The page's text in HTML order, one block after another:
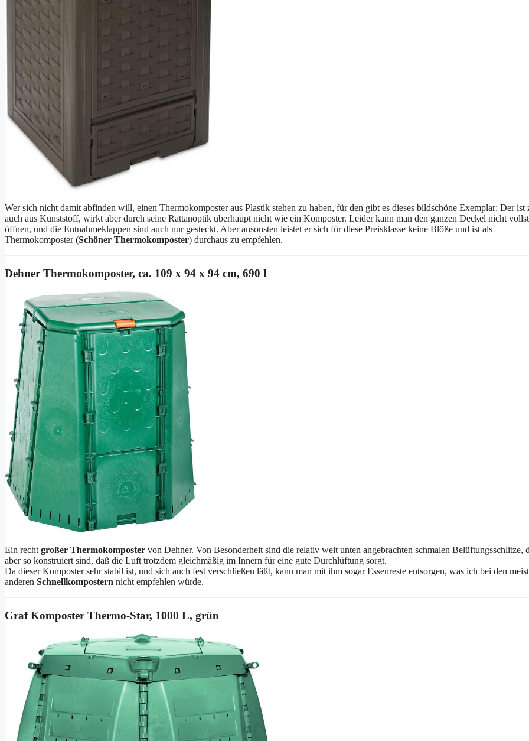
Wer sich nicht damit abfinden will, einen Thermokomposter aus Plastik stehen zu haben, für den gibt es dieses bildschöne Exemplar: Der ist
auch aus Kunststoff, wirkt aber durch seine Rattanoptik überhaupt nicht wie ein Komposter. Leider kann man den ganzen Deckel nicht
öffnen, und die Entnahmeklappen sind auch nur gesteckt. Aber ansonsten leistet er sich für diese Preisklasse keine Blöße und ist als
Thermokomposter (Schöner Thermokomposter) durchaus zu empfehlen.
Dehner Thermokomposter, ca. 109 x 94 x 94 cm, 690 l
Ein rechtgroßer Thermokomposter von Dehner. Von Besonderheit sind die relativ weit unten angebrachten schmalen Belüftungsschlitze,
aber so konstruiert sind, daß die Luft trotzdem gleichmäßig im Innern für eine gute Durchlüftung sorgt.
Da dieser Komposter sehr stabil ist, und sich auch fest verschließen läßt, kann man mit ihm sogar Essenreste entsorgen, was ich bei den
anderen Schnellkompostern nicht empfehlen würde.
Graf Komposter Thermo-Star, 1000 L, grün